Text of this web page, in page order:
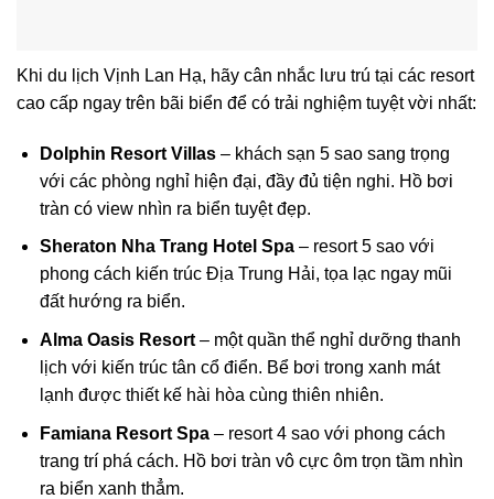
Khi du lịch Vịnh Lan Hạ, hãy cân nhắc lưu trú tại các resort
cao cấp ngay trên bãi biển để có trải nghiệm tuyệt vời nhất:
Dolphin Resort Villas– khách sạn 5 sao sang trọng
với các phòng nghỉ hiện đại, đầy đủ tiện nghi. Hồ bơi
tràn có view nhìn ra biển tuyệt đẹp.
Sheraton Nha Trang Hotel Spa– resort 5 sao với
phong cách kiến trúc Địa Trung Hải, tọa lạc ngay mũi
đất hướng ra biển.
Alma Oasis Resort– một quần thể nghỉ dưỡng thanh
lịch với kiến trúc tân cổ điển. Bể bơi trong xanh mát
lạnh được thiết kế hài hòa cùng thiên nhiên.
Famiana Resort Spa– resort 4 sao với phong cách
trang trí phá cách. Hồ bơi tràn vô cực ôm trọn tầm nhìn
ra biển xanh thẳm.